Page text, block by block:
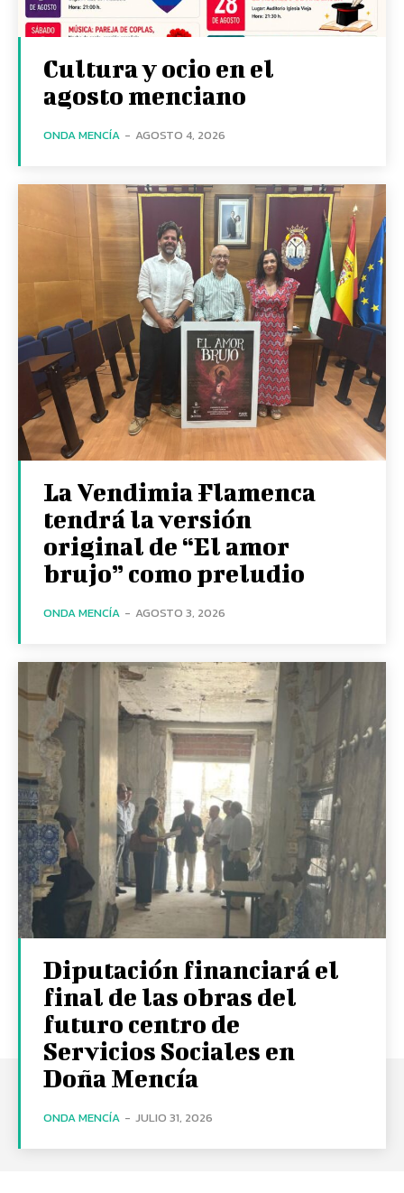
Cultura y ocio en el
agosto menciano
ONDA MENCÍA - AGOSTO 4, 2026
La Vendimia Flamenca
tendrá la versión
original de “El amor
brujo” como preludio
ONDA MENCÍA - AGOSTO 3, 2026
Diputación financiará el
final de las obras del
futuro centro de
Servicios Sociales en
Doña Mencía
ONDA MENCÍA - JULIO 31, 2026